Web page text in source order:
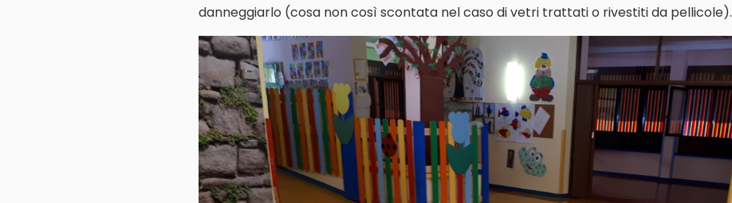
danneggiarlo (cosa non così scontata nel caso di vetri trattati o rivestiti da pellicole).